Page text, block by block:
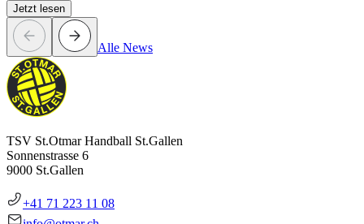
Jetzt lesen
Alle News
TSV St.Otmar Handball St.Gallen
Sonnenstrasse 6
9000 St.Gallen
+41 71 223 11 08